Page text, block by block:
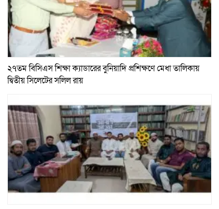
২৭তম বিসিএস শিক্ষা ক্যাডারের বুনিয়াদি প্রশিক্ষণে মেধা তালিকায়
দ্বিতীয় সিলেটের সলিল রায়